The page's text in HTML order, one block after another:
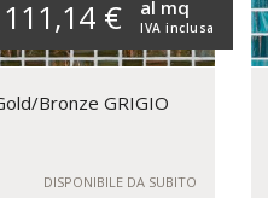
111,14 € IVA inclusa
al mq
Bronze GRIGIO
DISPONIBILE DA SUBITO